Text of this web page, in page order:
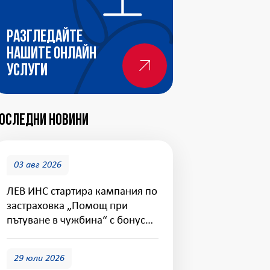
Разгледайте
нашите онлайн
услуги
новини
03 авг 2026
ЛЕВ ИНС стартира кампания по
застраховка „Помощ при
пътуване в чужбина“ с бонус
покритие за дома
29 юли 2026